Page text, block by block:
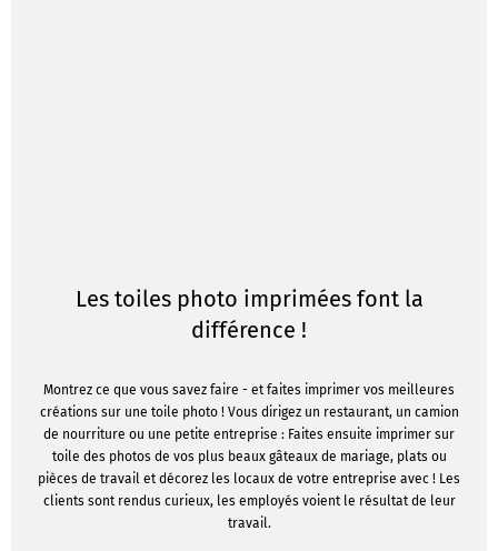
Les toiles photo imprimées font la
différence !
Montrez ce que vous savez faire - et faites imprimer vos meilleures
créations sur une toile photo ! Vous dirigez un restaurant, un camion
de nourriture ou une petite entreprise : Faites ensuite imprimer sur
toile des photos de vos plus beaux gâteaux de mariage, plats ou
pièces de travail et décorez les locaux de votre entreprise avec ! Les
clients sont rendus curieux, les employés voient le résultat de leur
travail.